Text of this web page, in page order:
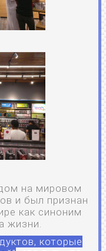
на мировом
и был признан
как синоним
жизни.
которые